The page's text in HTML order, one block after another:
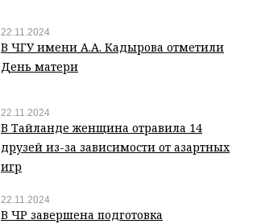
22.11.2024
В ЧГУ имени А.А. Кадырова отметили
День матери
22.11.2024
В Тайланде женщина отравила 14
друзей из-за зависимости от азартных
игр
22.11.2024
В ЧР завершена подготовка